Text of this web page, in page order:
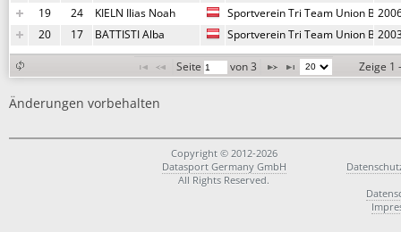
19
24 KIELN Ilias Noah Sportverein Tri Team Union
20
17 BATTISTI Alba Sportverein Tri Team Union
Seite von 3 Zeige 1
Änderungen vorbehalten
Copyright © 2012-2026
Datasport Germany GmbH
All Rights Reserved.